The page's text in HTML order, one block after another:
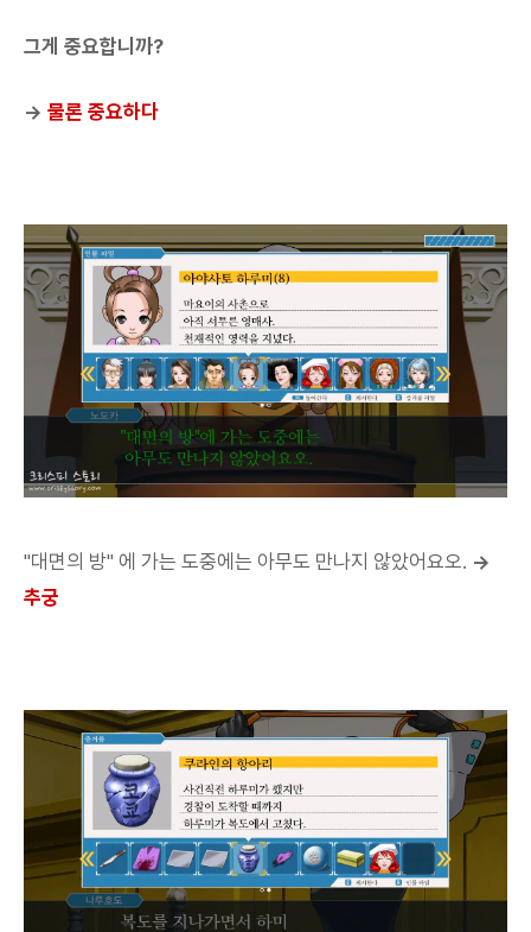
그게 중요합니까?
→ 물론 중요하다
"대면의 방" 에 가는 도중에는 아무도 만나지 않았어요오. →
추궁